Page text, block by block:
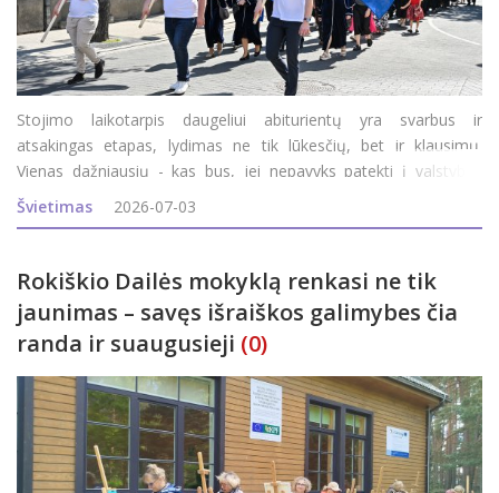
Stojimo laikotarpis daugeliui abiturientų yra svarbus ir
atsakingas etapas, lydimas ne tik lūkesčių, bet ir klausimų.
Vienas dažniausių - kas bus, jei nepavyks patekti į valstybės
finansuojamą studijų vietą? Ar tai reiškia, kad teks atsisakyti
svajonių studijų? Panevėžio kolegija sako - nebūt
Švietimas 2026-07-03
Rokiškio Dailės mokyklą renkasi ne tik
jaunimas – savęs išraiškos galimybes čia
randa ir suaugusieji (0)